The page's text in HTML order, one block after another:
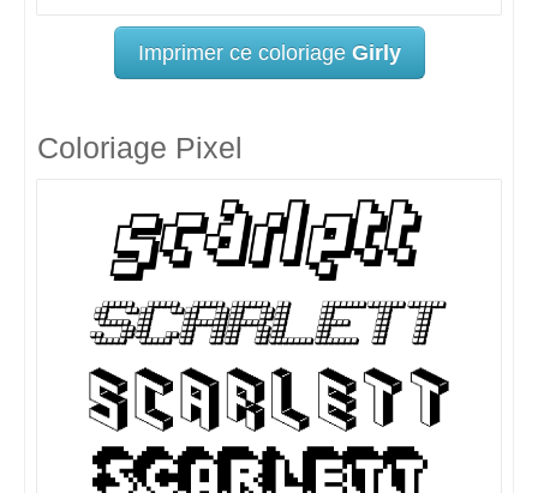
Imprimer ce coloriage Girly
Coloriage Pixel